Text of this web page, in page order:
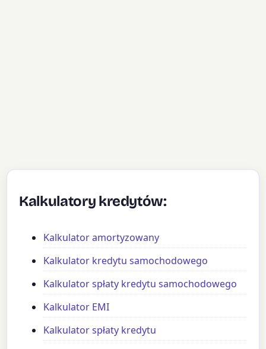
Kalkulatory kredytów:
Kalkulator amortyzowany
Kalkulator kredytu samochodowego
Kalkulator spłaty kredytu samochodowego
Kalkulator EMI
Kalkulator spłaty kredytu